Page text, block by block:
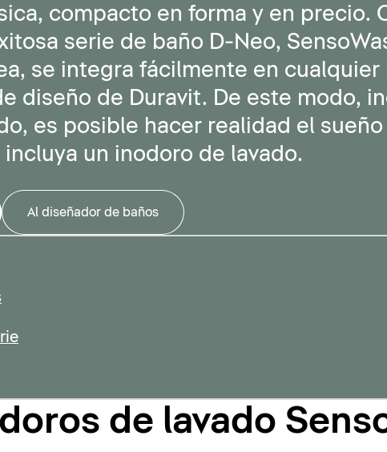
compacto en forma y en precio.
serie de baño D-Neo,
se integra fácilmente en cualquier
diseño de Duravit. De este modo,
es posible hacer realidad el
un inodoro de lavado.
Al diseñador de baños
de lavado